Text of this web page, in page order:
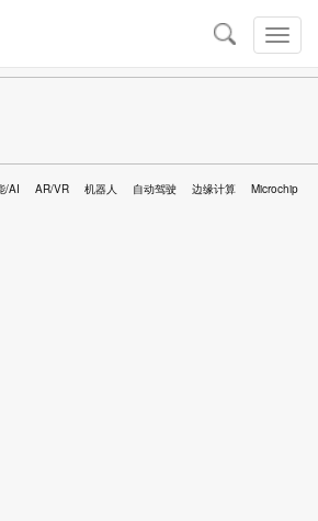
切
换
导
导
航
/AI AR/VR 机器人 自动驾驶 边缘计算 Microchip